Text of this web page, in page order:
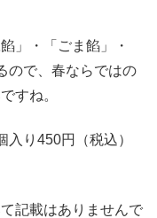
」・「ごま餡」・
ので、春ならではの
すね。
り450円（税込）
記載はありませんで